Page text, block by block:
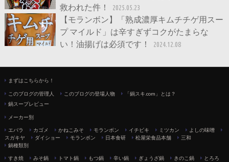
救われた件！
2025.05.23
【モランボン】「熟成濃厚キムチチゲ用スー
プ マイルド」は辛すぎずコクがたまらな
い！油揚げは必須です！
2024.12.08
まずはこちらから！
このブログの管理人 このブログの登場人物
「鍋スキ.com」とは？
鍋スープレビュー
メーカー別
エバラ カゴメ かねこみそ モランボン イチビキ ミツカン
よしの味噌
スガキヤ
ダイショー モランボン 日本食研 松屋栄食品本舗
三和
鍋種類別
すき焼 みそ鍋 トマト鍋 もつ鍋 辛い鍋 ぎょうざ鍋 きのこ鍋
とろろ